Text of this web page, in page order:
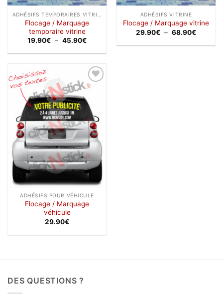
Flocage / Marquage
temporaire vitrine
19.90€ – 45.90€Plage
prix :
45.90€
ADHÉSIFS VITRINE
Flocage / Marquage vitrine
29.90€ – 68.90€Plage
prix :
Ajouter
wishlist
ADHÉSIFS POUR VÉHICULE
Flocage / Marquage
véhicule
29.90€
DES QUESTIONS ?